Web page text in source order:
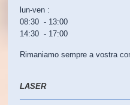
lun-ven :
08:30 - 13:00
14:30 - 17:00
Rimaniamo sempre a vostra
LASER